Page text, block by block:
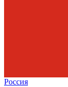
Россия